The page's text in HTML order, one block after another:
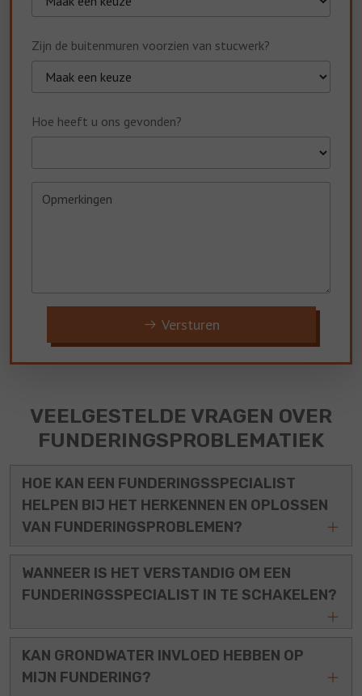
Zijn de buitenmuren voorzien van stucwerk?
Hoe heeft u ons gevonden?
Versturen
VEELGESTELDE VRAGEN OVER
FUNDERINGSPROBLEMATIEK
HOE KAN EEN FUNDERINGSSPECIALIST
HELPEN BIJ HET HERKENNEN EN OPLOSSEN
VAN FUNDERINGSPROBLEMEN?
WANNEER IS HET VERSTANDIG OM EEN
FUNDERINGSSPECIALIST IN TE SCHAKELEN?
KAN GRONDWATER INVLOED HEBBEN OP
MIJN FUNDERING?